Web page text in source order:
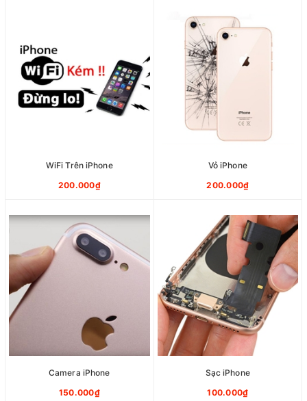
WiFi Trên iPhone
200.000₫
Vỏ iPhone
200.000₫
Camera iPhone
150.000₫
Sạc iPhone
100.000₫